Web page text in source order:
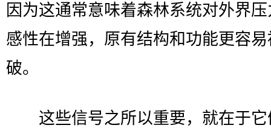
因为这通常意味着森林系统对外界
感性在增强，原有结构和功能更容
破。
这些信号之所以重要，就在于它